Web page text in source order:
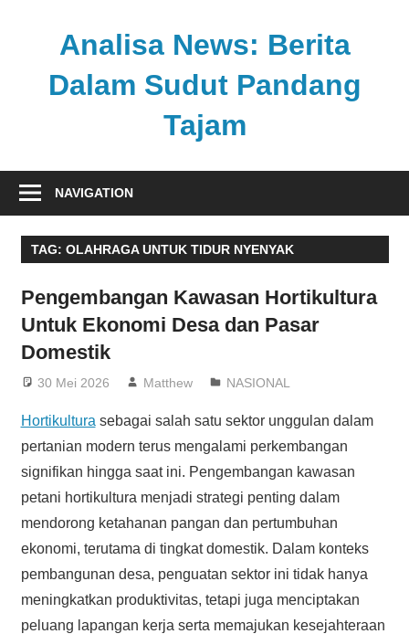
Analisa News: Berita
Dalam Sudut Pandang
Tajam
kritis
akurat
dari
politik,
dan
olahraga
NAVIGATION
TAG: OLAHRAGA UNTUK TIDUR NYENYAK
Pengembangan Kawasan Hortikultura
Untuk Ekonomi Desa dan Pasar
Domestik
30 Mei 2026 Matthew NASIONAL
Hortikultura sebagai salah satu sektor unggulan dalam
pertanian modern terus mengalami perkembangan
signifikan hingga saat ini. Pengembangan kawasan
petani hortikultura menjadi strategi penting dalam
mendorong ketahanan pangan dan pertumbuhan
ekonomi, terutama di tingkat domestik. Dalam konteks
pembangunan desa, penguatan sektor ini tidak hanya
meningkatkan produktivitas, tetapi juga menciptakan
peluang lapangan kerja serta memajukan kesejahteraan